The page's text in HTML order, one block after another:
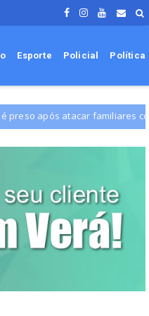
Esporte Policial Política
familiares com garrafa